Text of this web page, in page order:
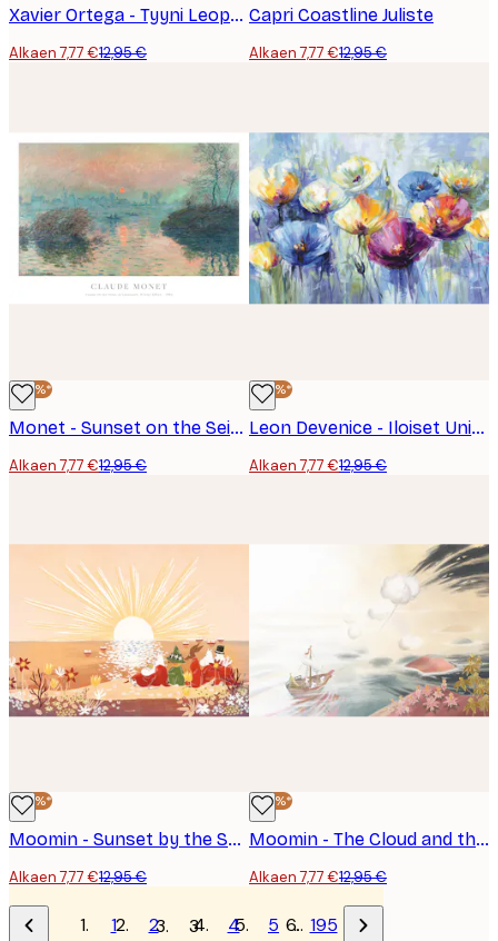
Xavier Ortega - Tyyni Leopardin Katse Juliste
Alkaen 7,77 €12,95 €
Capri Coastline Juliste
Alkaen 7,77 €12,95 €
-40%*
Monet - Sunset on the Seine at Lavacourt, Winter Effect Juliste
Alkaen 7,77 €12,95 €
-40%*
Leon Devenice - Iloiset Unikot Juliste
Alkaen 7,77 €12,95 €
-40%*
Moomin - Sunset by the Sea Juliste
Alkaen 7,77 €12,95 €
-40%*
Moomin - The Cloud and the Sea Juliste
Alkaen 7,77 €12,95 €
1 2 3 4 5 … 195